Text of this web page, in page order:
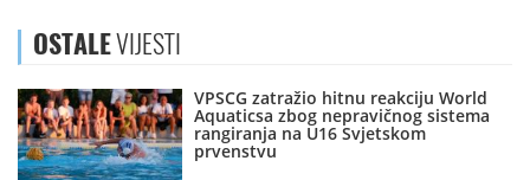
OSTALEVIJESTI
VPSCG zatražio hitnu reakciju World
Aquaticsa zbog nepravičnog sistema
rangiranja na U16 Svjetskom
prvenstvu